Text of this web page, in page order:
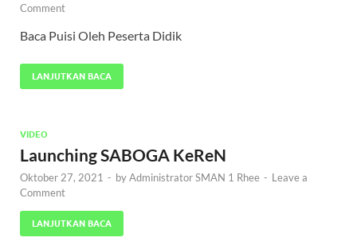
Comment
Baca Puisi Oleh Peserta Didik
LANJUTKAN BACA
VIDEO
Launching SABOGA KeReN
Oktober 27, 2021 - byAdministrator SMAN 1 Rhee - Leave a
Comment
LANJUTKAN BACA